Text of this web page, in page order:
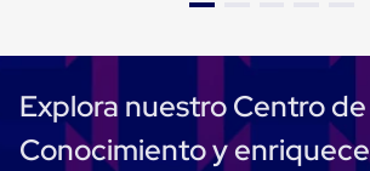
Tiersheet
de
Anti
Deslizamiento
Separador
Explora nuestro Centro de
Conocimiento y